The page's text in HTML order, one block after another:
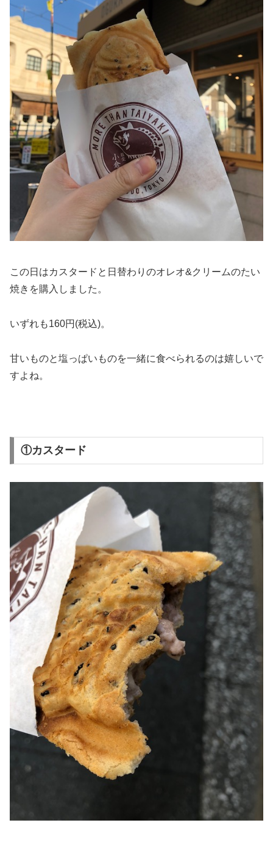
この日はカスタードと日替わりのオレオ&クリームのたい
焼きを購入しました。
いずれも160円(税込)。
甘いものと塩っぱいものを一緒に食べられるのは嬉しいで
すよね。
①カスタード